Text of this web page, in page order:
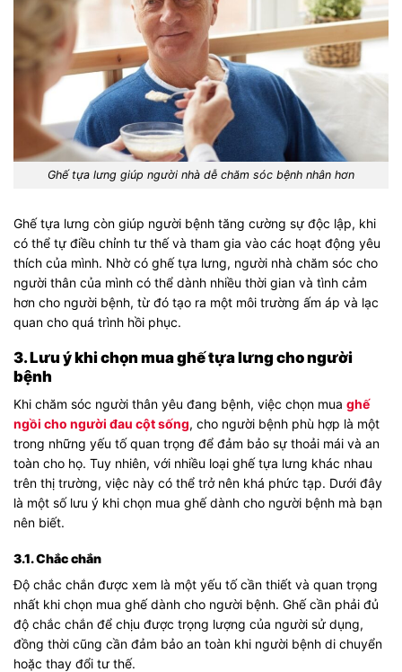
Ghế tựa lưng giúp người nhà dễ chăm sóc bệnh nhân hơn
Ghế tựa lưng còn giúp người bệnh tăng cường sự độc lập, khi
có thể tự điều chỉnh tư thế và tham gia vào các hoạt động yêu
thích của mình. Nhờ có ghế tựa lưng, người nhà chăm sóc cho
người thân của mình có thể dành nhiều thời gian và tình cảm
hơn cho người bệnh, từ đó tạo ra một môi trường ấm áp và lạc
quan cho quá trình hồi phục.
3. Lưu ý khi chọn mua ghế tựa lưng cho người
bệnh
Khi chăm sóc người thân yêu đang bệnh, việc chọn mua ghế
ngồi cho người đau cột sống, cho người bệnh phù hợp là một
trong những yếu tố quan trọng để đảm bảo sự thoải mái và an
toàn cho họ. Tuy nhiên, với nhiều loại ghế tựa lưng khác nhau
trên thị trường, việc này có thể trở nên khá phức tạp. Dưới đây
là một số lưu ý khi chọn mua ghế dành cho người bệnh mà bạn
nên biết.
3.1. Chắc chắn
Độ chắc chắn được xem là một yếu tố cần thiết và quan trọng
nhất khi chọn mua ghế dành cho người bệnh. Ghế cần phải đủ
độ chắc chắn để chịu được trọng lượng của người sử dụng,
đồng thời cũng cần đảm bảo an toàn khi người bệnh di chuyển
hoặc thay đổi tư thế.